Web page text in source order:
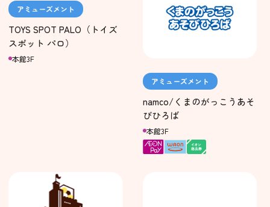
アミューズメント
TOYS SPOT PALO（トイズ
スポット パロ）
本館3F
アミューズメント
namco/くまのがっこうあそ
びひろば
本館3F